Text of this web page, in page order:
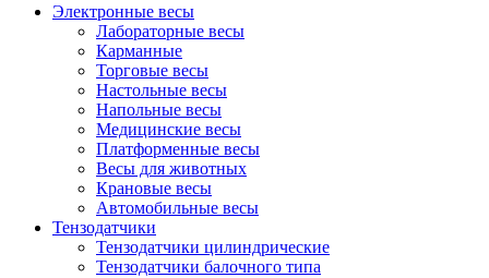
Электронные весы
Лабораторные весы
Карманные
Торговые весы
Настольные весы
Напольные весы
Медицинские весы
Платформенные весы
Весы для животных
Крановые весы
Автомобильные весы
Тензодатчики
Тензодатчики цилиндрические
Тензодатчики балочного типа